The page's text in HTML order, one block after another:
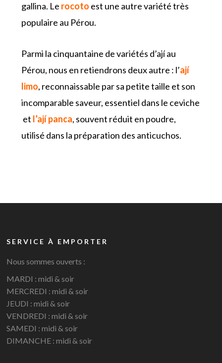
gallina. Le rocoto est une autre variété très
populaire au Pérou.
Parmi la cinquantaine de variétés d’ají au
Pérou, nous en retiendrons deux autre : l’ají
limo, reconnaissable par sa petite taille et son
incomparable saveur, essentiel dans le ceviche
et l’ají panca, souvent réduit en poudre,
utilisé dans la préparation des anticuchos.
SERVICE À EMPORTER
Nous sommes ouverts :
MARDI : midi & soir
MERCREDI : midi & soir
JEUDI : midi & soir
VENDREDI : midi & soir
SAMEDI : midi & soir
DIMANCHE : midi & soir